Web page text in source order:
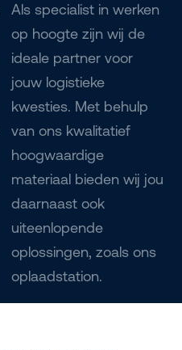
Als specialist in werken
op hoogte zijn wij de
ideale partner voor
jouw logistieke
kwesties. Met behulp
van ons kwalitatief
hoogwaardige
materiaal bieden wij jou
daarnaast ook
uiteenlopende
oplossingen, zoals ons
oplaadstation.